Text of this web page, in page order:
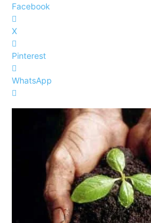
Facebook
X
Pinterest
WhatsApp